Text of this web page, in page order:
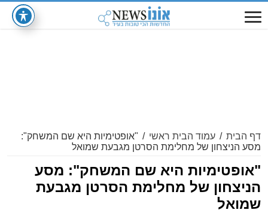
דף הבית / עמוד הבית ראשי / "אופטימיות היא שם המשחק":
מסע הניצחון של מחלימת הסרטן מגבעת שמואל
"אופטימיות היא שם המשחק": מסע
הניצחון של מחלימת הסרטן מגבעת
שמואל